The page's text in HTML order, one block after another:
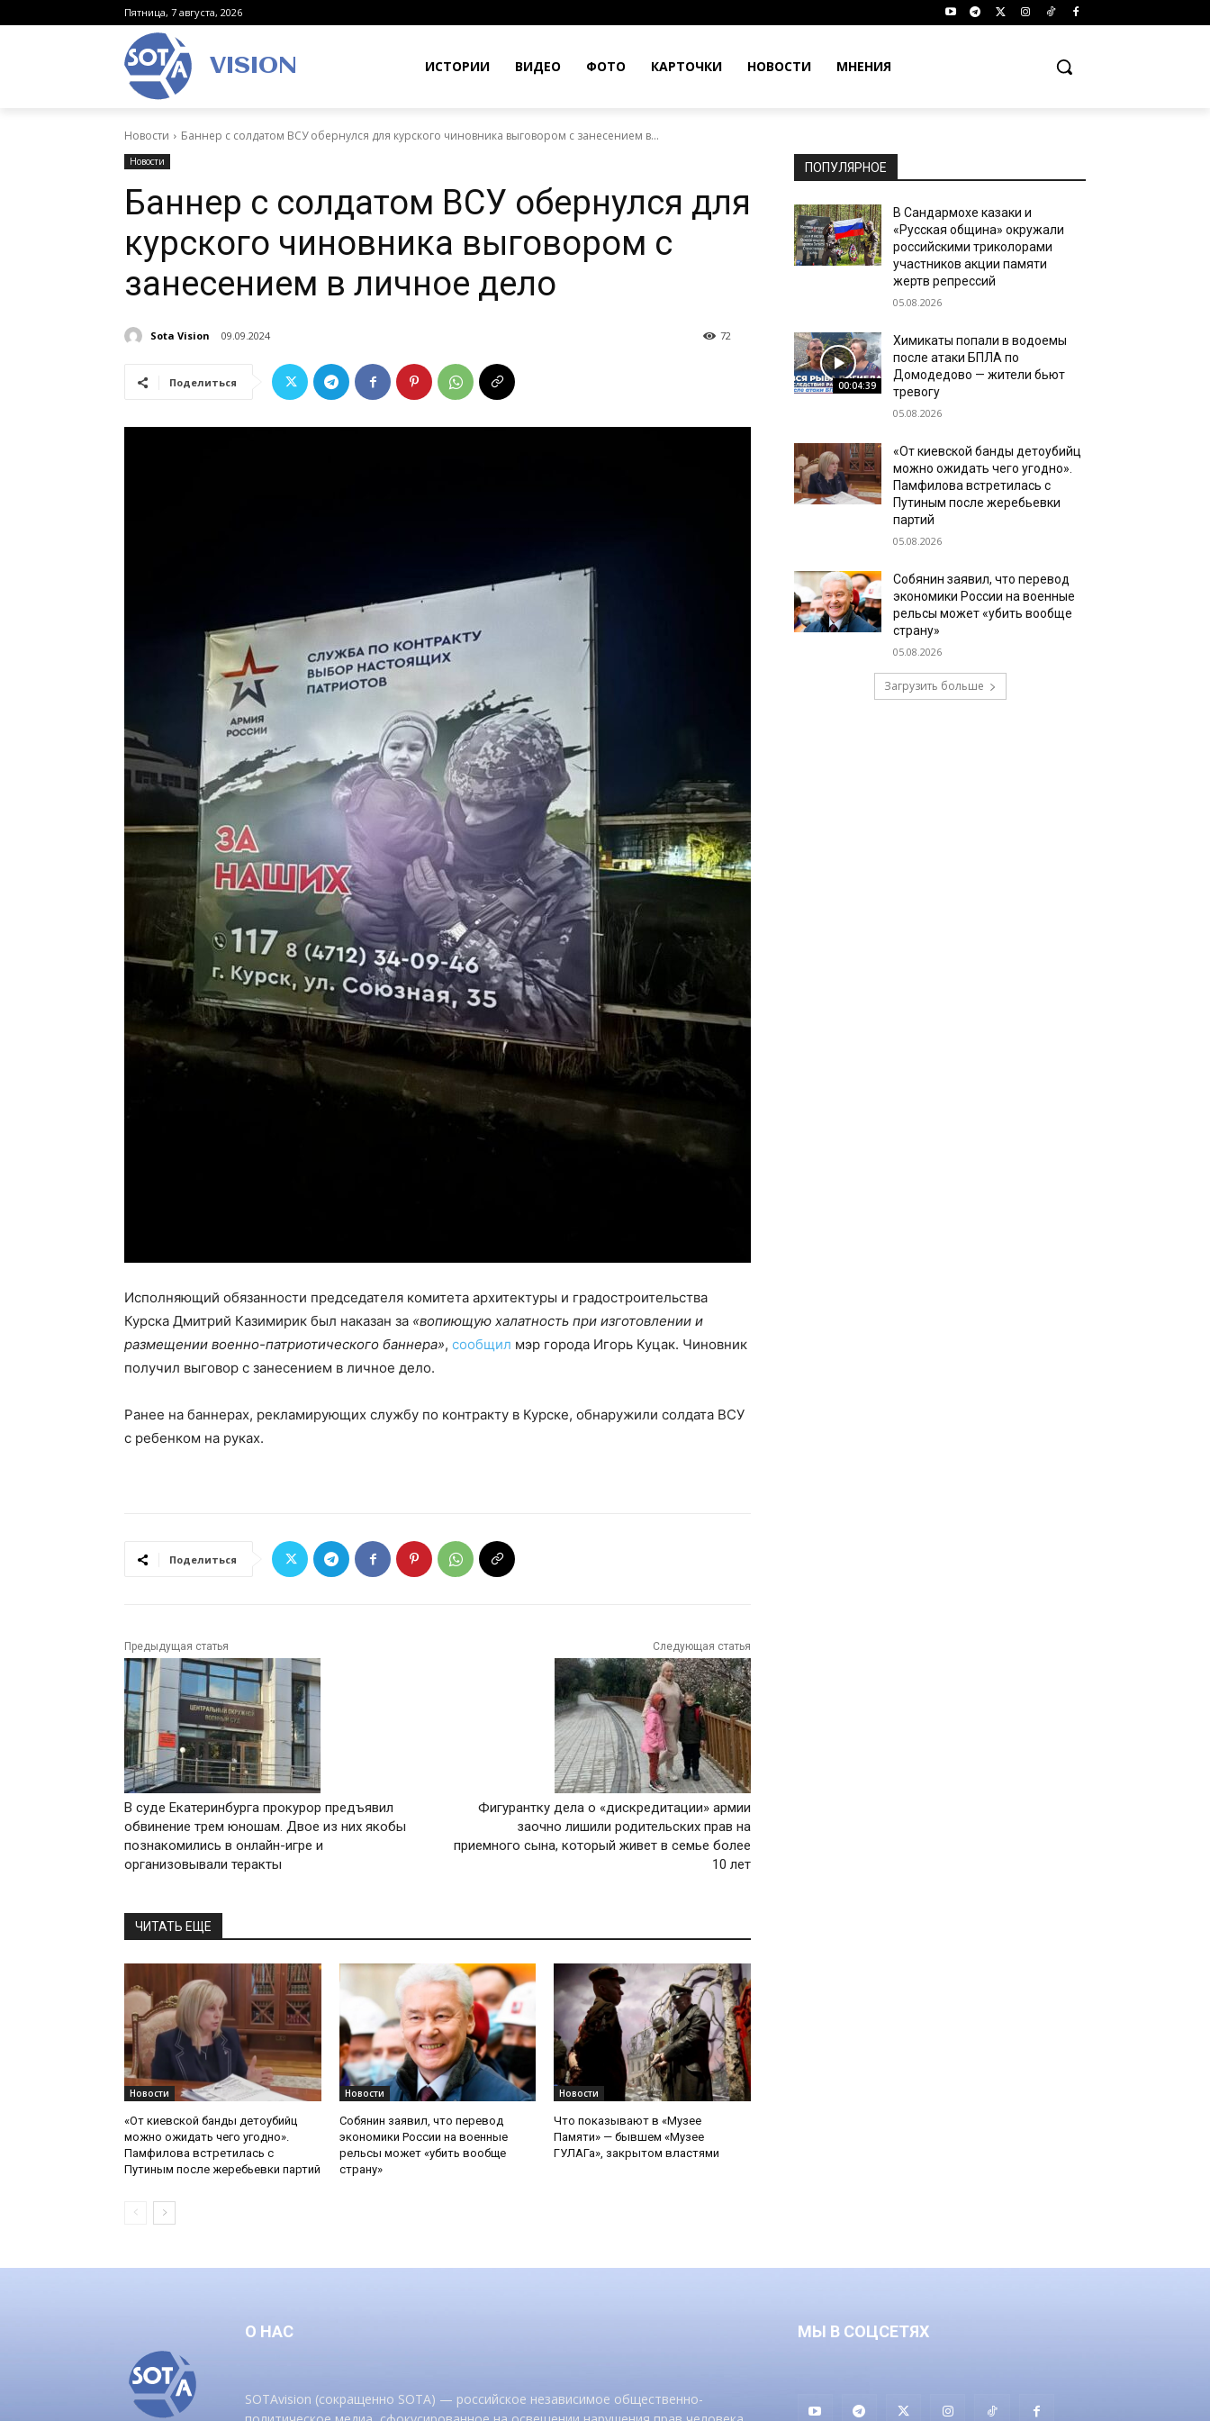
Пятница, 7 августа, 2026
VISION ИСТОРИИ ВИДЕО ФОТО КАРТОЧКИ НОВОСТИ МНЕНИЯ
Новости Баннер с солдатом ВСУ обернулся для курского чиновника выговором с занесением в...
Новости
Баннер с солдатом ВСУ обернулся для
курского чиновника выговором с
занесением в личное дело
Sota Vision 09.09.2024 72
Поделиться
Исполняющий обязанности председателя комитета архитектуры и градостроительства
Курска Дмитрий Казимирик был наказан за «вопиющую халатность при изготовлении и
размещении военно-патриотического баннера», сообщил мэр города Игорь Куцак. Чиновник
получил выговор с занесением в личное дело.
Ранее на баннерах, рекламирующих службу по контракту в Курске, обнаружили солдата ВСУ
с ребенком на руках.
Поделиться
Предыдущая статья
В суде Екатеринбурга прокурор предъявил
обвинение трем юношам. Двое из них якобы
познакомились в онлайн-игре и
организовывали теракты
Следующая статья
Фигурантку дела о «дискредитации» армии
заочно лишили родительских прав на
приемного сына, который живет в семье более
10 лет
ЧИТАТЬ ЕЩЕ
Новости
«От киевской банды детоубийц
можно ожидать чего угодно».
Памфилова встретилась с
Путиным после жеребьевки партий
Новости
Собянин заявил, что перевод
экономики России на военные
рельсы может «убить вообще
страну»
Новости
Что показывают в «Музее
Памяти» — бывшем «Музее
ГУЛАГа», закрытом властями
ПОПУЛЯРНОЕ
В Сандармохе казаки и
«Русская община» окружали
российскими триколорами
участников акции памяти
жертв репрессий
05.08.2026
00:04:39
Химикаты попали в водоемы
после атаки БПЛА по
Домодедово — жители бьют
тревогу
05.08.2026
«От киевской банды детоубийц
можно ожидать чего угодно».
Памфилова встретилась с
Путиным после жеребьевки
партий
05.08.2026
Собянин заявил, что перевод
экономики России на военные
рельсы может «убить вообще
страну»
05.08.2026
Загрузить больше
О НАС
SOTAvision (сокращенно SOTA) — российское независимое общественно-
МЫ В СОЦСЕТЯХ